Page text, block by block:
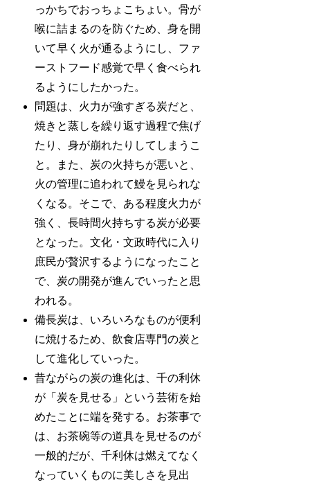
っかちでおっちょこちょい。骨が
喉に詰まるのを防ぐため、身を開
いて早く火が通るようにし、ファ
ーストフード感覚で早く食べられ
るようにしたかった。
問題は、火力が強すぎる炭だと、
焼きと蒸しを繰り返す過程で焦げ
たり、身が崩れたりしてしまうこ
と。また、炭の火持ちが悪いと、
火の管理に追われて鰻を見られな
くなる。そこで、ある程度火力が
強く、長時間火持ちする炭が必要
となった。文化・文政時代に入り
庶民が贅沢するようになったこと
で、炭の開発が進んでいったと思
われる。
備長炭は、いろいろなものが便利
に焼けるため、飲食店専門の炭と
して進化していった。
昔ながらの炭の進化は、千の利休
が「炭を見せる」という芸術を始
めたことに端を発する。お茶事で
は、お茶碗等の道具を見せるのが
一般的だが、千利休は燃えてなく
なっていくものに美しさを見出